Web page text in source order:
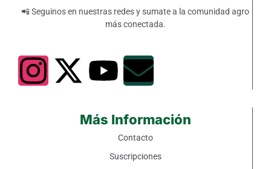
📲 Seguinos en nuestras redes y sumate a la comunidad agro
más conectada.
Más Información
Contacto
Suscripciones